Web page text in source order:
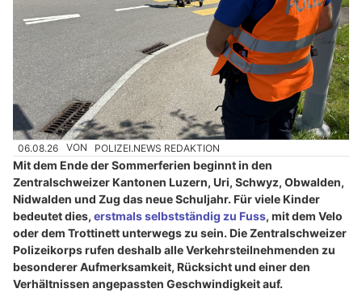
06.08.26 VON POLIZEI.NEWS REDAKTION
Mit dem Ende der Sommerferien beginnt in den
Zentralschweizer Kantonen Luzern, Uri, Schwyz, Obwalden,
Nidwalden und Zug das neue Schuljahr. Für viele Kinder
bedeutet dies, erstmals selbstständig zu Fuss, mit dem Velo
oder dem Trottinett unterwegs zu sein. Die Zentralschweizer
Polizeikorps rufen deshalb alle Verkehrsteilnehmenden zu
besonderer Aufmerksamkeit, Rücksicht und einer den
Verhältnissen angepassten Geschwindigkeit auf.